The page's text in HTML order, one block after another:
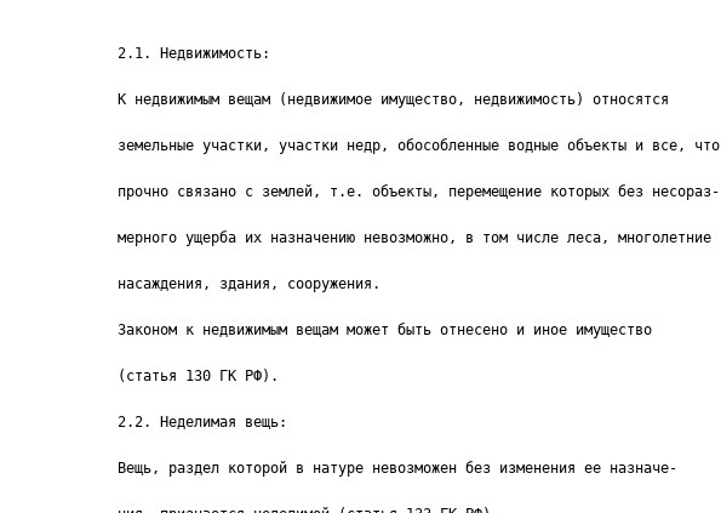
2.1. Недвижимость:
К недвижимым вещам (недвижимое имущество, недвижимость) относятся
земельные участки, участки недр, обособленные водные объекты и все, что
прочно связано с землей, т.е. объекты, перемещение которых без несораз-
мерного ущерба их назначению невозможно, в том числе леса, многолетние
насаждения, здания, сооружения.
Законом к недвижимым вещам может быть отнесено и иное имущество
(статья 130 ГК РФ).
2.2. Неделимая вещь:
Вещь, раздел которой в натуре невозможен без изменения ее назначе-